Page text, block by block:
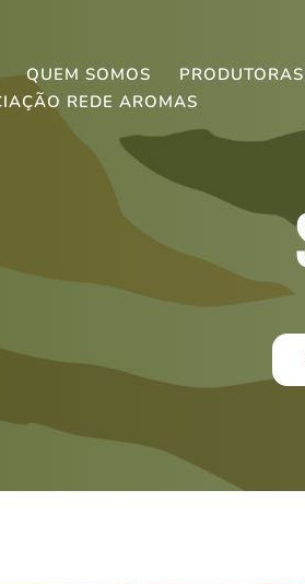
QUEM SOMOS
REDE AROMAS